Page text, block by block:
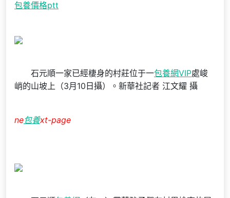
包養價格ptt
石元順一家已經棲身的村莊位于一包養網VIP處峻
峭的山坡上（3月10日攝）。新華社記者 江文耀 攝
ne包養xt-page